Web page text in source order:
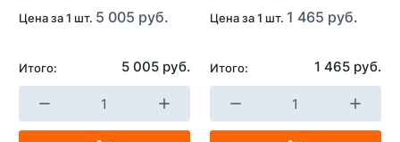
Цена за 1 шт. 5 005 руб.
Итого: 5 005 руб.
Цена за 1 шт. 1 465 руб.
Итого: 1 465 руб.